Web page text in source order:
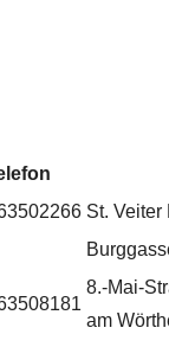
St. Veiter
8.-Mai-
am